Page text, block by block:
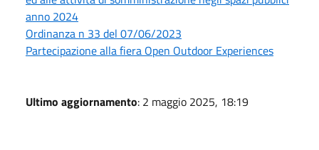
anno 2024
Ordinanza n 33 del 07/06/2023
Partecipazione alla fiera Open Outdoor Experiences
Ultimo aggiornamento: 2 maggio 2025, 18:19